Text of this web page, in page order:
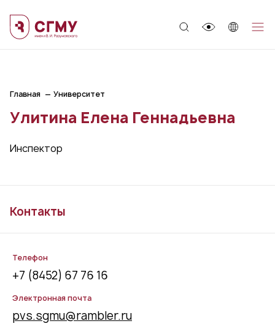
Главная Университет
Улитина Елена Геннадьевна
Инспектор
Контакты
Телефон
+7 (8452) 67 76 16
Электронная почта
pvs.sgmu@rambler.ru